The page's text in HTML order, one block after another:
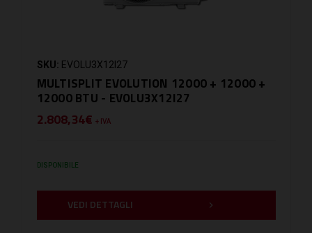
SKU: EVOLU3X12I27
MULTISPLIT EVOLUTION 12000 + 12000 +
12000 BTU - EVOLU3X12I27
2.808,34€ + IVA
DISPONIBILE
VEDI DETTAGLI